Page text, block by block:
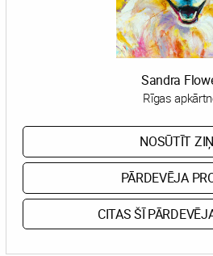
Sandra
Rīgas
NOSŪTĪT
PĀRDEVĒJA
CITAS ŠĪ